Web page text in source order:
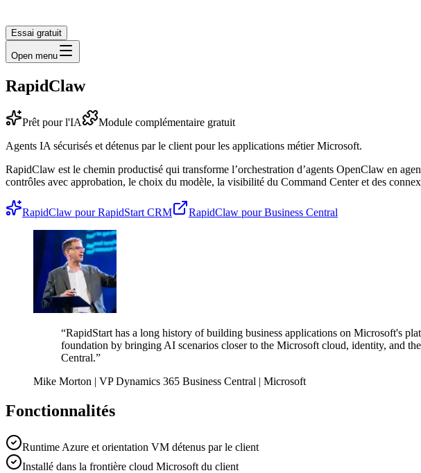
Essai gratuit
Open menu
RapidClaw
Prêt pour l'IA
Module complémentaire gratuit
Agents IA sécurisés et détenus par le client pour les applications métier Microsoft.
RapidClaw est le chemin productisé qui transforme l’orchestration d’agents OpenClaw en
contrôles avec approbation, le choix du modèle, la visibilité du Command Center et des
RapidClaw pour RapidStart CRM RapidClaw pour Business Central
“RapidStart has a long history of building business applications on Microsoft's
foundation by bringing AI scenarios closer to the Microsoft cloud, identity, and
Central.”
Mike Morton | VP Dynamics 365 Business Central | Microsoft
Fonctionnalités
Runtime Azure et orientation VM détenus par le client
Installé dans la frontière cloud Microsoft du client